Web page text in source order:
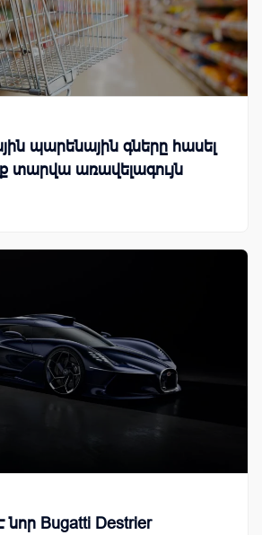
պարենային գները հասել
տարվա առավելագույն
նոր Bugatti Destrier